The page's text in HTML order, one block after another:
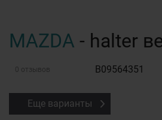
MAZDA - halter
0 отзывов B09564351
Еще варианты